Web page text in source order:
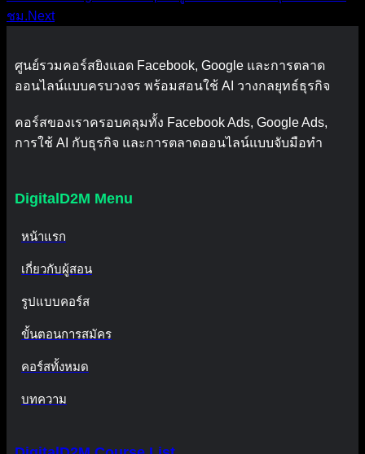
ชม.Next
ศูนย์รวมคอร์สยิงแอด Facebook, Google และการตลาด
ออนไลน์แบบครบวงจร พร้อมสอนใช้ AI วางกลยุทธ์ธุรกิจ
คอร์สของเราครอบคลุมทั้ง Facebook Ads, Google Ads,
การใช้ AI กับธุรกิจ และการตลาดออนไลน์แบบจับมือทำ
DigitalD2M Menu
หน้าแรก
เกี่ยวกับผู้สอน
รูปแบบคอร์ส
ขั้นตอนการสมัคร
คอร์สทั้งหมด
บทความ